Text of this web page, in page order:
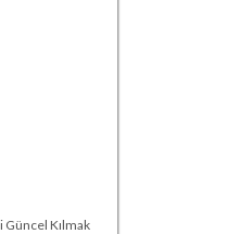
Kılmak